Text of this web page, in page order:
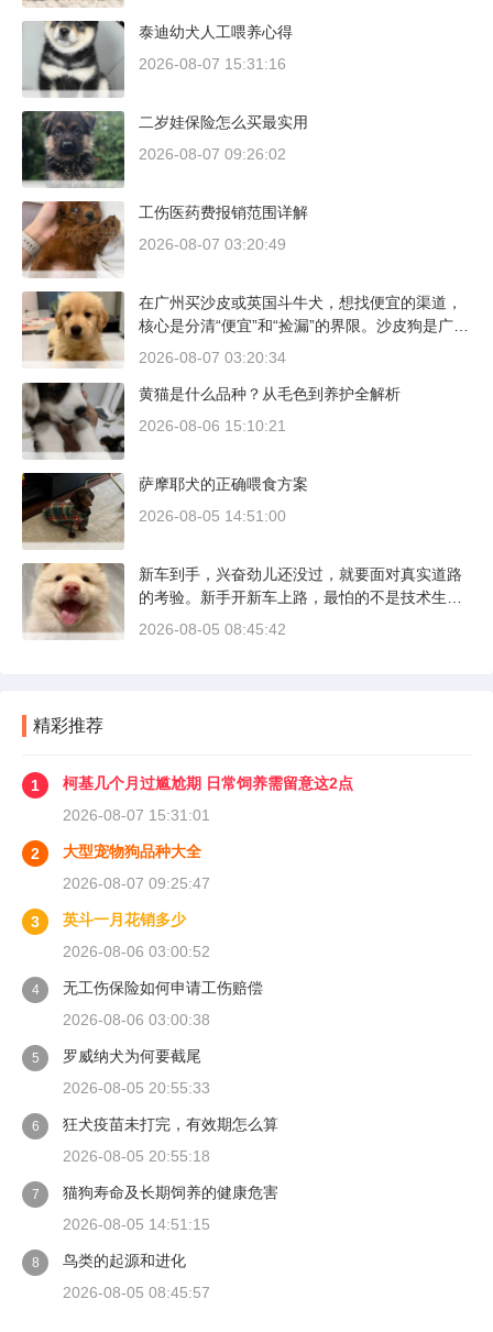
泰迪幼犬人工喂养心得
2026-08-07 15:31:16
二岁娃保险怎么买最实用
2026-08-07 09:26:02
工伤医药费报销范围详解
2026-08-07 03:20:49
在广州买沙皮或英国斗牛犬，想找便宜的渠道，
核心是分清“便宜”和“捡漏”的界限。沙皮狗是广东
本地犬种，价格比北方城市有优势；英国斗牛犬
方和真实价格区间。
2026-08-07 03:20:34
黄猫是什么品种？从毛色到养护全解析
2026-08-06 15:10:21
萨摩耶犬的正确喂食方案
2026-08-05 14:51:00
新车到手，兴奋劲儿还没过，就要面对真实道路
的考验。新手开新车上路，最怕的不是技术生
疏，而是对车况和路况的双重陌生。磨合期内，
2026-08-05 08:45:42
精彩推荐
1
柯基几个月过尴尬期 日常饲养需留意这2点
2026-08-07 15:31:01
2
大型宠物狗品种大全
2026-08-07 09:25:47
3
英斗一月花销多少
2026-08-06 03:00:52
4
无工伤保险如何申请工伤赔偿
2026-08-06 03:00:38
5
罗威纳犬为何要截尾
2026-08-05 20:55:33
6
狂犬疫苗未打完，有效期怎么算
2026-08-05 20:55:18
7
猫狗寿命及长期饲养的健康危害
2026-08-05 14:51:15
8
鸟类的起源和进化
2026-08-05 08:45:57